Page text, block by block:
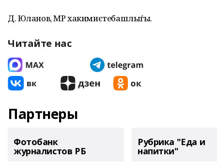
Д. Юланов, МР хакимиєтебашлыѓы.
Читайте нас
Партнеры
Фотобанк
журналистов РБ
Рубрика "Еда и
напитки"